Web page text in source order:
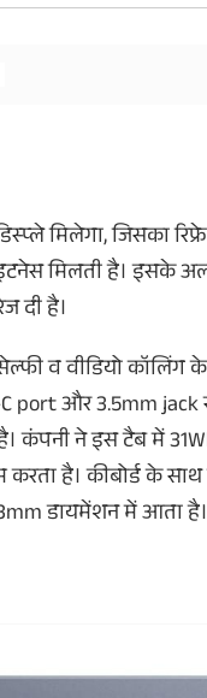
मिलेगा, जिसका
मिलती है। इसके
दी है।
व वीडियो कॉलिंग
port और 3.5mm
ने इस टैब में
है। कीबोर्ड के
डायमेंशन में आता है।